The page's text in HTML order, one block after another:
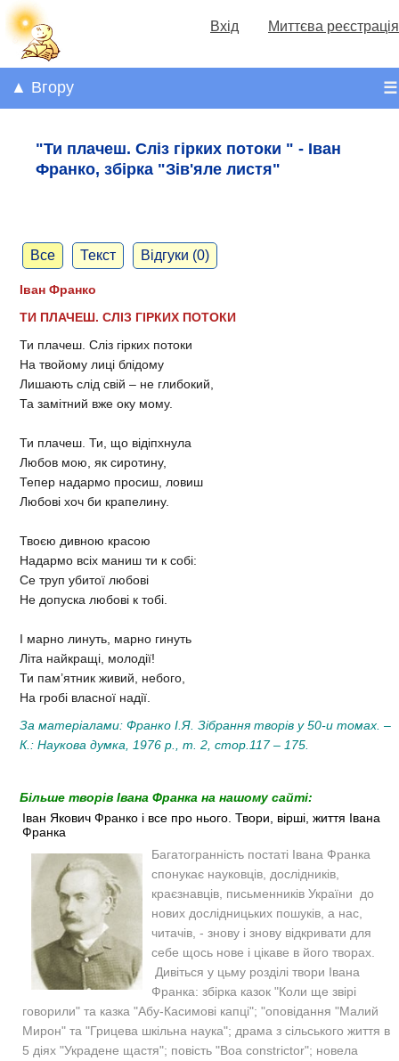
Вхід Миттєва реєстрація
☰
▲ Вгору
"Ти плачеш. Сліз гірких потоки " - Іван
Франко, збірка "Зів'яле листя"
Все Текст Відгуки (0)
Іван Франко
ТИ ПЛАЧЕШ. СЛІЗ ГІРКИХ ПОТОКИ
Ти плачеш. Сліз гірких потоки
На твойому лиці блідому
Лишають слід свій – не глибокий,
Та замітний вже оку мому.
Ти плачеш. Ти, що відіпхнула
Любов мою, як сиротину,
Тепер надармо просиш, ловиш
Любові хоч би крапелину.
Твоєю дивною красою
Надармо всіх маниш ти к собі:
Се труп убитої любові
Не допуска любові к тобі.
І марно линуть, марно гинуть
Літа найкращі, молодії!
Ти пам’ятник живий, небого,
На гробі власної надії.
За матеріалами: Франко І.Я. Зібрання творів у 50-и томах. –
К.: Наукова думка, 1976 р., т. 2, стор.117 – 175.
Більше творів Івана Франка на нашому сайті:
Іван Якович Франко і все про нього. Твори, вірші, життя Івана
Франка
Багатогранність постаті Івана Франка
спонукає науковців, дослідників,
краєзнавців, письменників України до
нових дослідницьких пошуків, а нас,
читачів, - знову і знову відкривати для
себе щось нове і цікаве в його творах.
Дивіться у цьму розділі твори Івана
Франка: збірка казок "Коли ще звірі
говорили" та казка "Абу-Касимові капці"; "оповідання "Малий
Мирон" та "Грицева шкільна наука"; драма з сільського життя в
5 діях "Украдене щастя"; повість "Boa constrictor"; новела